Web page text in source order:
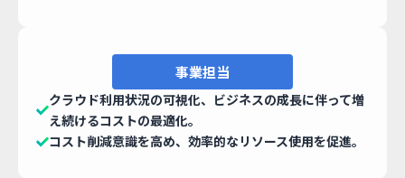
事業担当
クラウド利用状況の可視化、ビジネスの成長に伴って増
え続けるコストの最適化。
コスト削減意識を高め、効率的なリソース使用を促進。